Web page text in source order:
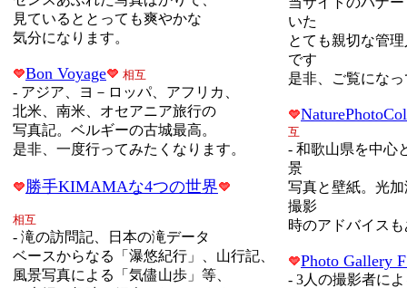
見ているととっても爽やかな
気分になります。
Bon Voyage 相互
- アジア、ヨ－ロッパ、アフリカ、
北米、南米、オセアニア旅行の
写真記。 ベルギーの古城最高。
是非、一度行ってみたくなります。
勝手KIMAMAな4つの世界
相互
- 滝の訪問記、日本の滝データ
ベースからなる「瀑悠紀行」、山行記、
風景写真による「気儘山歩」等、
いた
とても親切な管
です
是非、ご覧にな
互
- 和歌山県を中心
景
写真と壁紙。光
撮影
時のアドバイス
Photo Gallery
- 3人の撮影者に